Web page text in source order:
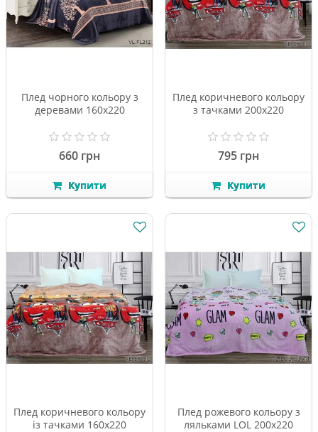
Плед чорного кольору з
деревами 160х220
660 грн
Купити
Плед коричневого кольору
з тачками 200х220
795 грн
Купити
Плед коричневого кольору
із тачками 160х220
Плед рожевого кольору з
ляльками LOL 200х220